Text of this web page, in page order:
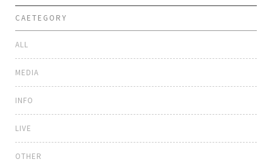
CAETEGORY
ALL
MEDIA
INFO
LIVE
OTHER